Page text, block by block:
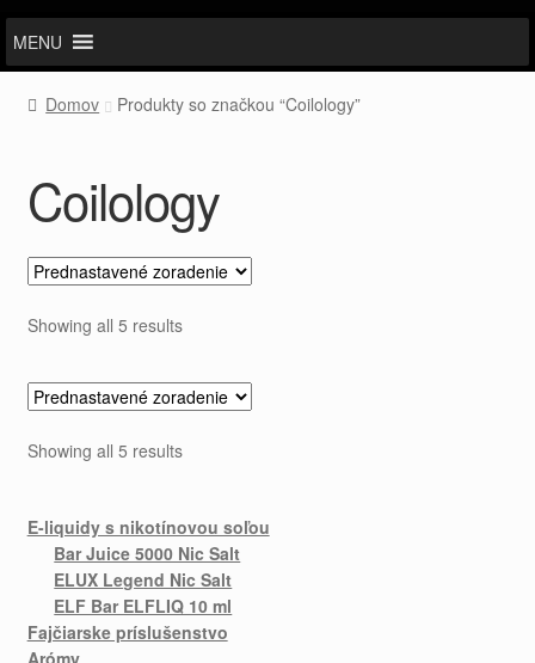
MENU
Domov Produkty so značkou “Coilology”
Coilology
Showing all 5 results
Showing all 5 results
E-liquidy s nikotínovou soľou
Bar Juice 5000 Nic Salt
ELUX Legend Nic Salt
ELF Bar ELFLIQ 10 ml
Fajčiarske príslušenstvo